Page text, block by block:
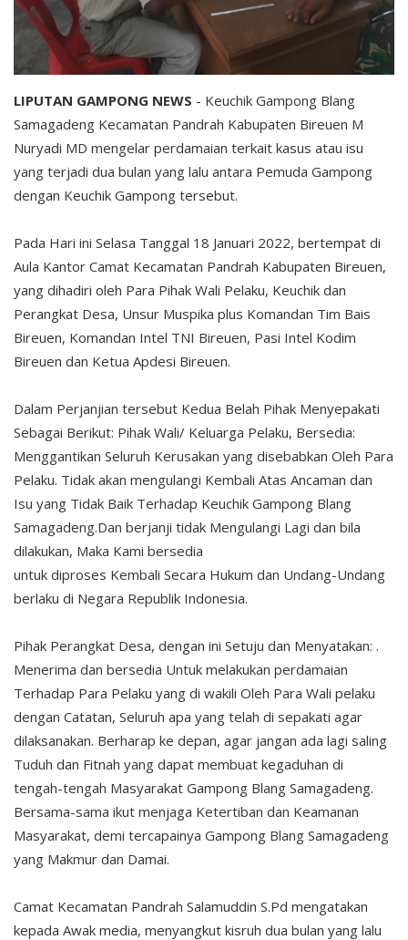
LIPUTAN GAMPONG NEWS - Keuchik Gampong Blang
Samagadeng Kecamatan Pandrah Kabupaten Bireuen M
Nuryadi MD mengelar perdamaian terkait kasus atau isu
yang terjadi dua bulan yang lalu antara Pemuda Gampong
dengan Keuchik Gampong tersebut.
Pada Hari ini Selasa Tanggal 18 Januari 2022, bertempat di
Aula Kantor Camat Kecamatan Pandrah Kabupaten Bireuen,
yang dihadiri oleh Para Pihak Wali Pelaku, Keuchik dan
Perangkat Desa, Unsur Muspika plus Komandan Tim Bais
Bireuen, Komandan Intel TNI Bireuen, Pasi Intel Kodim
Bireuen dan Ketua Apdesi Bireuen.
Dalam Perjanjian tersebut Kedua Belah Pihak Menyepakati
Sebagai Berikut: Pihak Wali/ Keluarga Pelaku, Bersedia:
Menggantikan Seluruh Kerusakan yang disebabkan Oleh Para
Pelaku. Tidak akan mengulangi Kembali Atas Ancaman dan
Isu yang Tidak Baik Terhadap Keuchik Gampong Blang
Samagadeng.Dan berjanji tidak Mengulangi Lagi dan bila
dilakukan, Maka Kami bersedia
untuk diproses Kembali Secara Hukum dan Undang-Undang
berlaku di Negara Republik Indonesia.
Pihak Perangkat Desa, dengan ini Setuju dan Menyatakan: .
Menerima dan bersedia Untuk melakukan perdamaian
Terhadap Para Pelaku yang di wakili Oleh Para Wali pelaku
dengan Catatan, Seluruh apa yang telah di sepakati agar
dilaksanakan. Berharap ke depan, agar jangan ada lagi saling
Tuduh dan Fitnah yang dapat membuat kegaduhan di
tengah-tengah Masyarakat Gampong Blang Samagadeng.
Bersama-sama ikut menjaga Ketertiban dan Keamanan
Masyarakat, demi tercapainya Gampong Blang Samagadeng
yang Makmur dan Damai.
Camat Kecamatan Pandrah Salamuddin S.Pd mengatakan
kepada Awak media, menyangkut kisruh dua bulan yang lalu